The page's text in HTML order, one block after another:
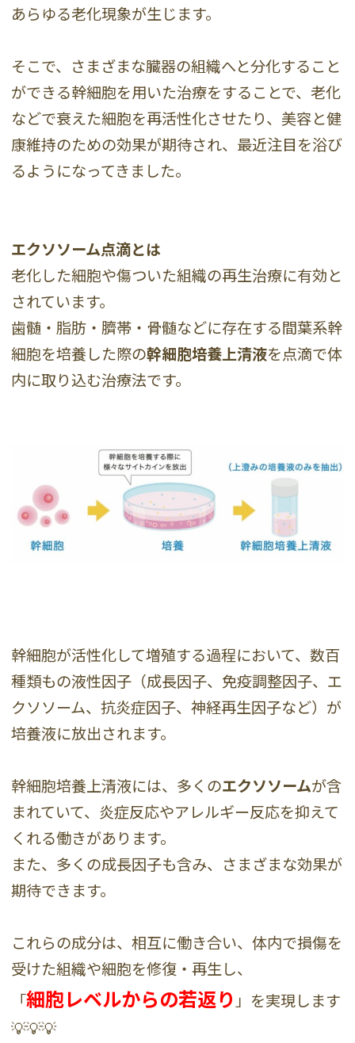
あらゆる老化現象が生じます。
そこで、さまざまな臓器の組織へと分化すること
ができる幹細胞を用いた治療をすることで、老化
などで衰えた細胞を再活性化させたり、美容と健
康維持のための効果が期待され、最近注目を浴び
るようになってきました。
エクソソーム点滴とは
老化した細胞や傷ついた組織の再生治療に有効と
されています。
歯髄・脂肪・臍帯・骨髄などに存在する間葉系幹
細胞を培養した際の幹細胞培養上清液を点滴で体
内に取り込む治療法です。
幹細胞が活性化して増殖する過程において、数百
種類もの液性因子（成長因子、免疫調整因子、エ
クソソーム、抗炎症因子、神経再生因子など）が
培養液に放出されます。
幹細胞培養上清液には、多くのエクソソームが含
まれていて、炎症反応やアレルギー反応を抑えて
くれる働きがあります。
また、多くの成長因子も含み、さまざまな効果が
期待できます。
これらの成分は、相互に働き合い、体内で損傷を
受けた組織や細胞を修復・再生し、
「細胞レベルからの若返り」を実現します
💡💡💡